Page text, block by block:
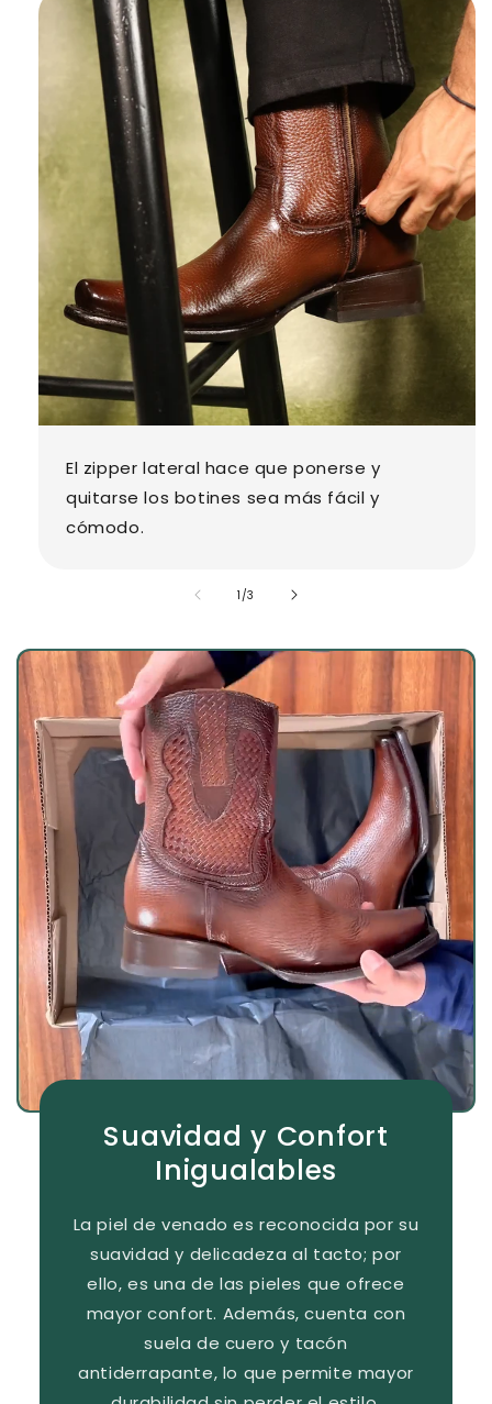
El zipper lateral hace que ponerse y
quitarse los botines sea más fácil y
cómodo.
1 /de
3
Suavidad y Confort
Inigualables
La piel de venado es reconocida por su
suavidad y delicadeza al tacto; por
ello, es una de las pieles que ofrece
mayor confort. Además, cuenta con
suela de cuero y tacón
antiderrapante, lo que permite mayor